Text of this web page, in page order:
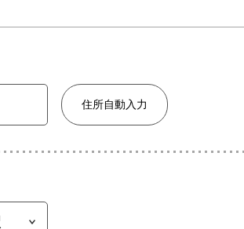
住所自動入力